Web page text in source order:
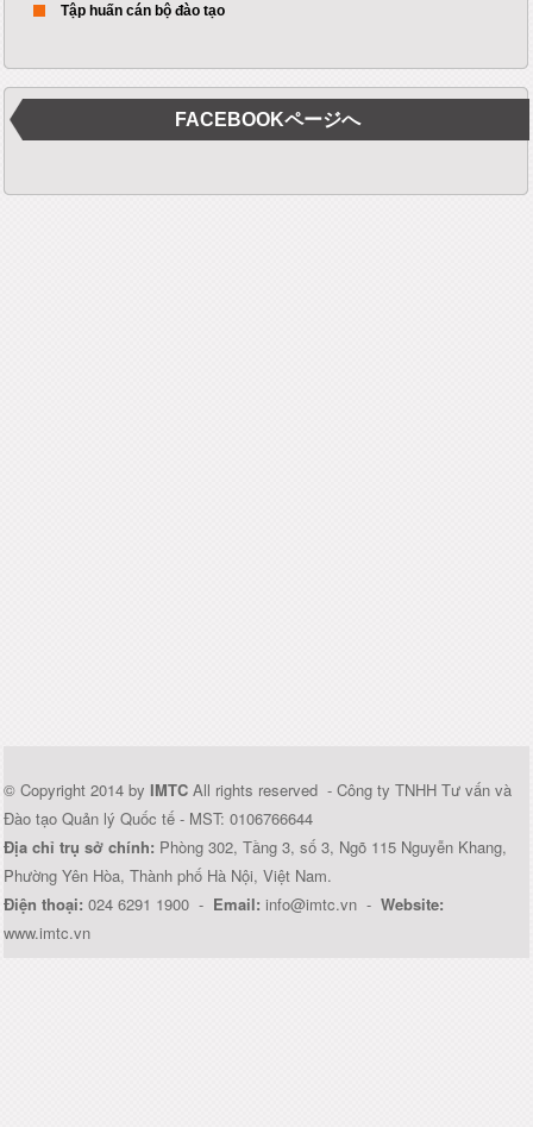
Tập huấn cán bộ đào tạo
FACEBOOKページへ
© Copyright 2014 by IMTC All rights reserved - Công ty TNHH Tư vấn và
Đào tạo Quản lý Quốc tế - MST: 0106766644
Địa chỉ trụ sở chính: Phòng 302, Tầng 3, số 3, Ngõ 115 Nguyễn Khang,
Phường Yên Hòa, Thành phố Hà Nội, Việt Nam.
Điện thoại: 024 6291 1900 - Email: info@imtc.vn - Website:
www.imtc.vn